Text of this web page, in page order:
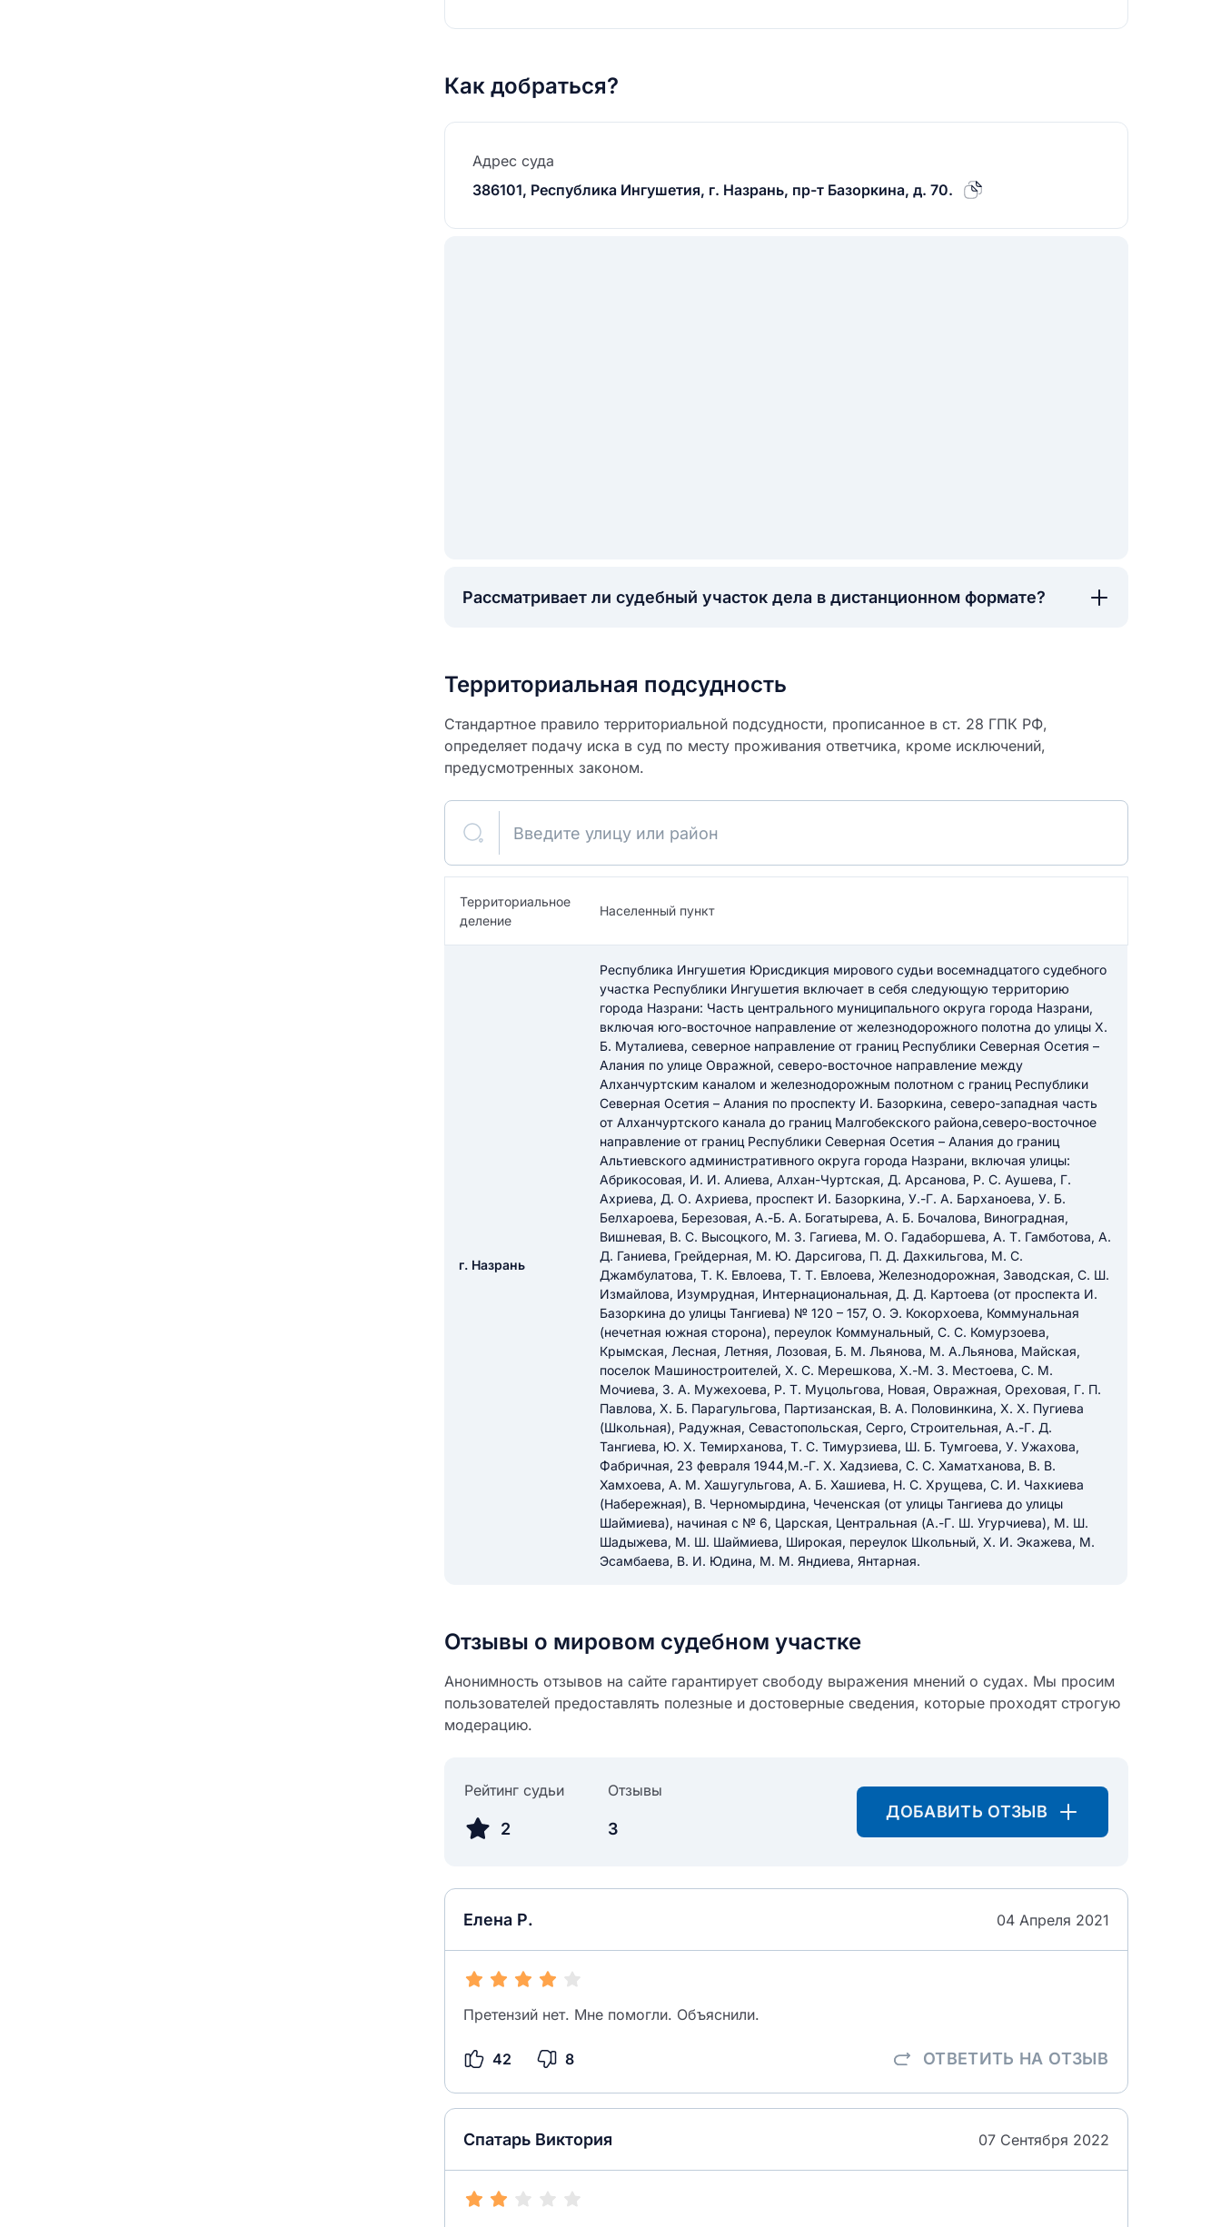
Как добраться?
Адрес суда
386101, Республика Ингушетия, г. Назрань, пр-т Базоркина, д. 70.
Рассматривает ли судебный участок дела в дистанционном формате?
Территориальная подсудность
Стандартное правило территориальной подсудности, прописанное в ст. 28 ГПК РФ,
определяет подачу иска в суд по месту проживания ответчика, кроме исключений,
предусмотренных законом.
Введите улицу или район
Территориальное
деление
Населенный пункт
г. Назрань
Республика Ингушетия Юрисдикция мирового судьи восемнадцатого судебного
участка Республики Ингушетия включает в себя следующую территорию
города Назрани: Часть центрального муниципального округа города Назрани,
включая юго-восточное направление от железнодорожного полотна до улицы Х.
Б. Муталиева, северное направление от границ Республики Северная Осетия –
Алания по улице Овражной, северо-восточное направление между
Алханчуртским каналом и железнодорожным полотном с границ Республики
Северная Осетия – Алания по проспекту И. Базоркина, северо-западная часть
от Алханчуртского канала до границ Малгобекского района,северо-восточное
направление от границ Республики Северная Осетия – Алания до границ
Альтиевского административного округа города Назрани, включая улицы:
Абрикосовая, И. И. Алиева, Алхан-Чуртская, Д. Арсанова, Р. С. Аушева, Г.
Ахриева, Д. О. Ахриева, проспект И. Базоркина, У.-Г. А. Барханоева, У. Б.
Белхароева, Березовая, А.-Б. А. Богатырева, А. Б. Бочалова, Виноградная,
Вишневая, В. С. Высоцкого, М. З. Гагиева, М. О. Гадаборшева, А. Т. Гамботова, А.
Д. Ганиева, Грейдерная, М. Ю. Дарсигова, П. Д. Дахкильгова, М. С.
Джамбулатова, Т. К. Евлоева, Т. Т. Евлоева, Железнодорожная, Заводская, С. Ш.
Измайлова, Изумрудная, Интернациональная, Д. Д. Картоева (от проспекта И.
Базоркина до улицы Тангиева) № 120 – 157, О. Э. Кокорхоева, Коммунальная
(нечетная южная сторона), переулок Коммунальный, С. С. Комурзоева,
Крымская, Лесная, Летняя, Лозовая, Б. М. Льянова, М. А.Льянова, Майская,
поселок Машиностроителей, Х. С. Мерешкова, Х.-М. З. Местоева, С. М.
Мочиева, З. А. Мужехоева, Р. Т. Муцольгова, Новая, Овражная, Ореховая, Г. П.
Павлова, Х. Б. Парагульгова, Партизанская, В. А. Половинкина, Х. Х. Пугиева
(Школьная), Радужная, Севастопольская, Серго, Строительная, А.-Г. Д.
Тангиева, Ю. Х. Темирханова, Т. С. Тимурзиева, Ш. Б. Тумгоева, У. Ужахова,
Фабричная, 23 февраля 1944,М.-Г. Х. Хадзиева, С. С. Хаматханова, В. В.
Хамхоева, А. М. Хашугульгова, А. Б. Хашиева, Н. С. Хрущева, С. И. Чахкиева
(Набережная), В. Черномырдина, Чеченская (от улицы Тангиева до улицы
Шаймиева), начиная с № 6, Царская, Центральная (А.-Г. Ш. Угурчиева), М. Ш.
Шадыжева, М. Ш. Шаймиева, Широкая, переулок Школьный, Х. И. Экажева, М.
Эсамбаева, В. И. Юдина, М. М. Яндиева, Янтарная.
Отзывы о мировом судебном участке
Анонимность отзывов на сайте гарантирует свободу выражения мнений о судах. Мы просим
пользователей предоставлять полезные и достоверные сведения, которые проходят строгую
модерацию.
Рейтинг судьи
2
Отзывы
3
ДОБАВИТЬ ОТЗЫВ
Елена Р. 04 Апреля 2021
Претензий нет. Мне помогли. Объяснили.
42 8 ОТВЕТИТЬ НА ОТЗЫВ
Спатарь Виктория 07 Сентября 2022
Как вы оцените судебный
участок?
разрешить публикацию отзыва
ОСТАВИТЬ ОТЗЫВ
Введите свой номер телефона
разрешить публикацию отзыва
ОСТАВИТЬ ОТЗЫВ
Название населенного пункта
СОХРАНИТЬ